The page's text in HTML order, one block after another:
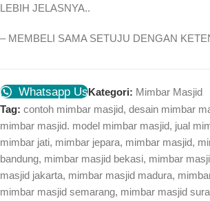
LEBIH JELASNYA..
– MEMBELI SAMA SETUJU DENGAN
Whatsapp UsKategori: Mimbar Masjid
Tag: contoh mimbar masjid, desain mimbar
mimbar masjid. model mimbar masjid, jual
mimbar jati, mimbar jepara, mimbar masjid,
bandung, mimbar masjid bekasi, mimbar
masjid jakarta, mimbar masjid madura,
mimbar masjid semarang, mimbar masjid